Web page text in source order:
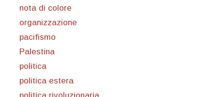
nota di colore
organizzazione
pacifismo
Palestina
politica
politica estera